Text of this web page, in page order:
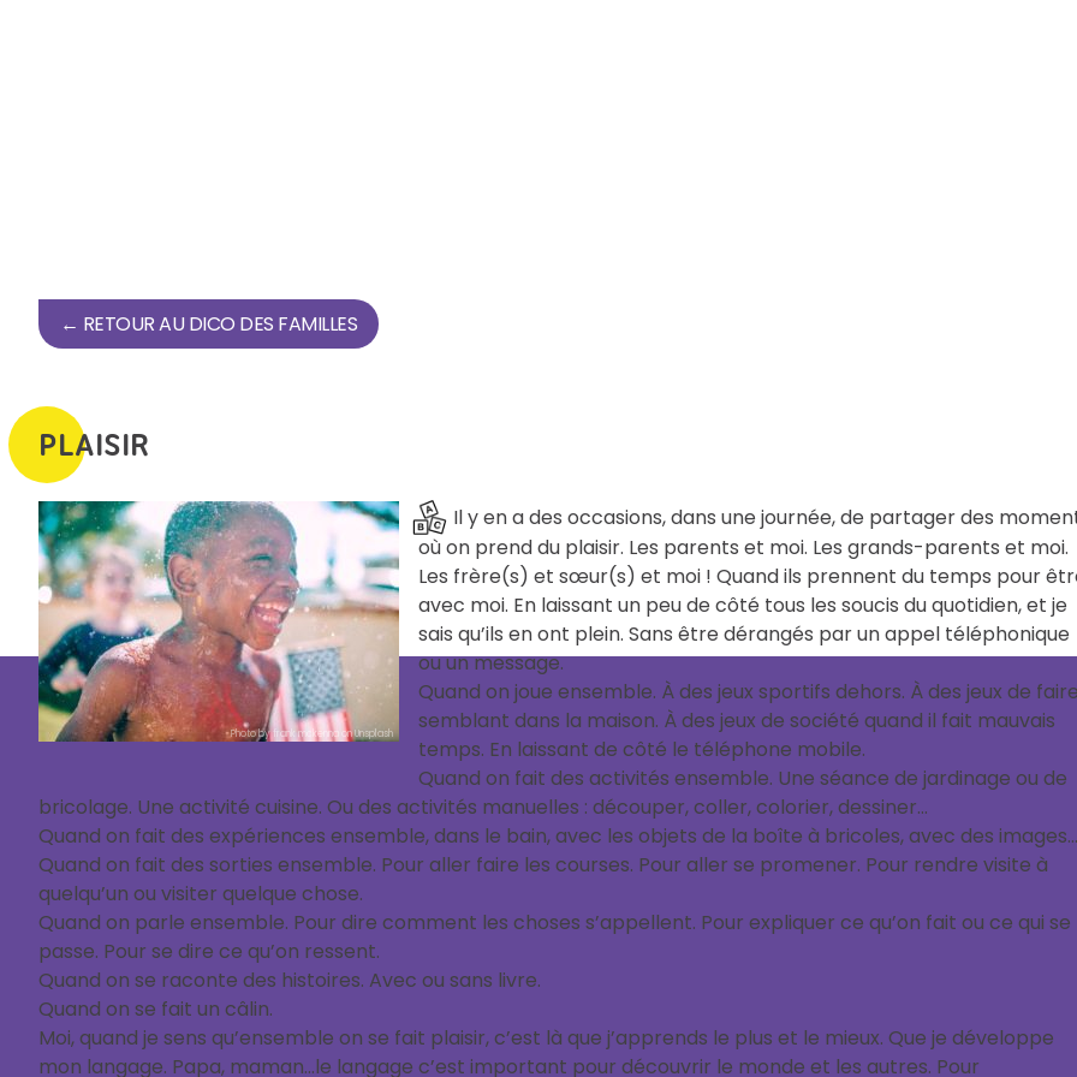
← RETOUR AU DICO DES FAMILLES
PLAISIR
Photo by frank mckenna on Unsplash
Il y en a des occasions, dans une journée, de partager des
où on prend du plaisir. Les parents et moi. Les grands-parents et moi.
Les frère(s) et sœur(s) et moi ! Quand ils prennent du temps pour
avec moi. En laissant un peu de côté tous les soucis du quotidien, et je
sais qu’ils en ont plein. Sans être dérangés par un appel téléphonique
ou un message.
Quand on joue ensemble. À des jeux sportifs dehors. À des jeux de
semblant dans la maison. À des jeux de société quand il fait mauvais
temps. En laissant de côté le téléphone mobile.
Quand on fait des activités ensemble. Une séance de jardinage ou de
bricolage. Une activité cuisine. Ou des activités manuelles : découper, coller, colorier, dessiner…
Quand on fait des expériences ensemble, dans le bain, avec les objets de la boîte à bricoles, avec des images…
Quand on fait des sorties ensemble. Pour aller faire les courses. Pour aller se promener. Pour rendre visite à
quelqu’un ou visiter quelque chose.
Quand on parle ensemble. Pour dire comment les choses s’appellent. Pour expliquer ce qu’on fait ou ce qui se
passe. Pour se dire ce qu’on ressent.
Quand on se raconte des histoires. Avec ou sans livre.
Quand on se fait un câlin.
Moi, quand je sens qu’ensemble on se fait plaisir, c’est là que j’apprends le plus et le mieux. Que je développe
mon langage. Papa, maman…le langage c’est important pour découvrir le monde et les autres. Pour